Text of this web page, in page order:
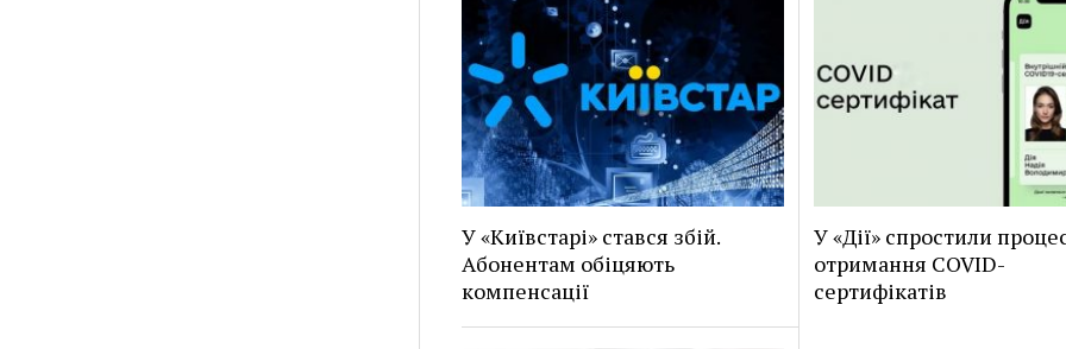
У «Київстарі» стався збій.
Абонентам обіцяють
компенсації
У «Дії» спростили
отримання COVID-
сертифікатів